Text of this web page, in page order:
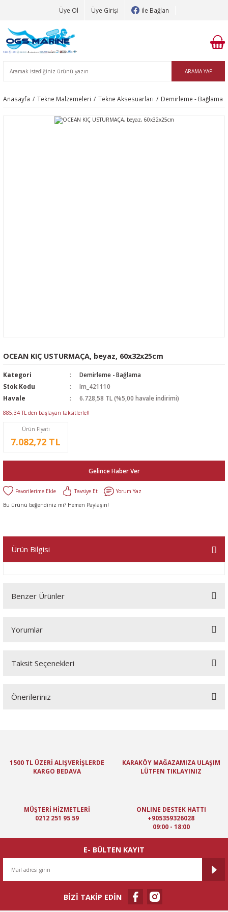
Üye Ol Üye Girişi ile Bağlan
ARAMA YAP
Anasayfa Tekne Malzemeleri Tekne Aksesuarları Demirleme - Bağlama
OCEAN KIÇ USTURMAÇA, beyaz, 60x32x25cm
Kategori
Demirleme - Bağlama
Stok Kodu
lm_421110
Havale
6.728,58 TL (%5,00 havale indirimi)
885,34 TL den başlayan taksitlerle!!
Ürün Fiyatı
7.082,72 TL
Gelince Haber Ver
Tavsiye Et
Yorum Yaz
Bu ürünü beğendiniz mi? Hemen Paylaşın!
Ürün Bilgisi
Benzer Ürünler
Yorumlar
Taksit Seçenekleri
Önerileriniz
Ürün resmi kalitesiz, bozuk veya görüntülenemiyor.
Ürün bilgilerinde hatalar bulunuyor.
Ürün fiyatı diğer sitelerden daha pahalı.
Gönder
1500 TL ÜZERİ ALIŞVERİŞLERDE
KARGO BEDAVA
KARAKÖY MAĞAZAMIZA ULAŞIM
LÜTFEN TIKLAYINIZ
MÜŞTERİ HİZMETLERİ
0212 251 95 59
ONLINE DESTEK HATTI
+905359326028
09:00 - 18:00
E- BÜLTEN KAYIT
BİZİ TAKİP EDİN